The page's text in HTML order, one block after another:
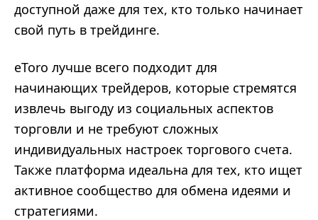
доступной даже для тех, кто только начинает
свой путь в трейдинге.
eToro лучше всего подходит для
начинающих трейдеров, которые стремятся
извлечь выгоду из социальных аспектов
торговли и не требуют сложных
индивидуальных настроек торгового счета.
Также платформа идеальна для тех, кто ищет
активное сообщество для обмена идеями и
стратегиями.